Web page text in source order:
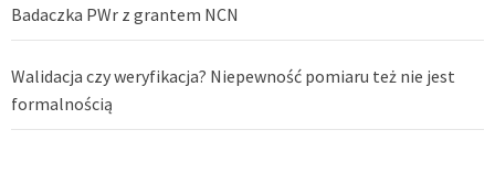
Badaczka PWr z grantem NCN
Walidacja czy weryfikacja? Niepewność pomiaru też nie jest
formalnością